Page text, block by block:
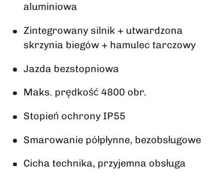
aluminiowa
Zintegrowany silnik + utwardzona
skrzynia biegów + hamulec tarczowy
Jazda bezstopniowa
Maks. prędkość 4800 obr.
Stopień ochrony IP55
Smarowanie półpłynne, bezobsługowe
Cicha technika, przyjemna obsługa